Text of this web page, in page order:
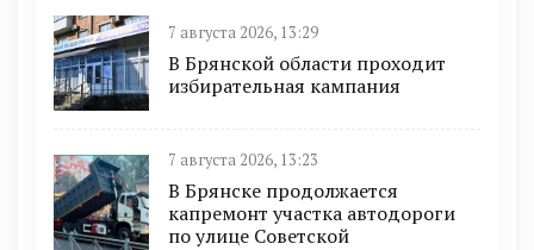
7 августа 2026, 13:29
В Брянской области проходит
избирательная кампания
7 августа 2026, 13:23
В Брянске продолжается
капремонт участка автодороги
по улице Советской